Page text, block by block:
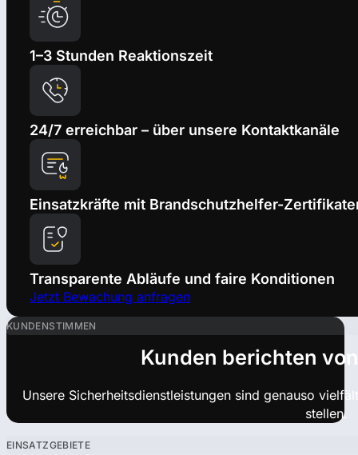
1–3 Stunden Reaktionszeit
24/7 erreichbar – über unsere Kontaktkanäle
Einsatzkräfte mit Brandschutzhelfer-
Transparente Abläufe und faire Konditionen
Jetzt Bewachung anfragen
KUNDENSTIMMEN
Kunden berichten
Unsere Sicherheitsdienstleistungen sind genauso
stellen.
EINSATZGEBIETE